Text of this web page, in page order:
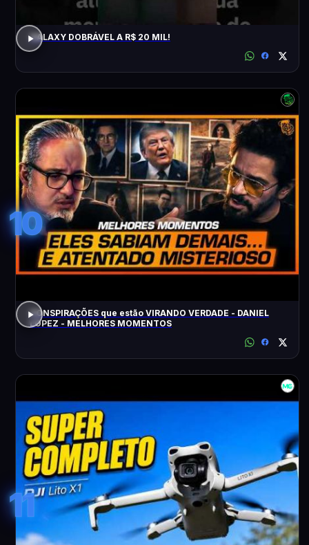
GALAXY DOBRÁVEL A R$ 20 MIL!
10
CONSPIRAÇÕES que estão VIRANDO VERDADE - DANIEL
LOPEZ - MELHORES MOMENTOS
11